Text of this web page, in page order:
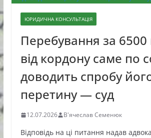
ЮРИДИЧНА КОНСУЛЬТАЦІЯ
Перебування за 6500
від кордону саме по
доводить спробу
перетину — суд
12.07.2026 В'ячеслав Семенюк
Відповідь на ці питання надав